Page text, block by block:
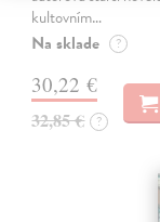
kultovním…
Na sklade ?
30,22 €
32,85 € ?